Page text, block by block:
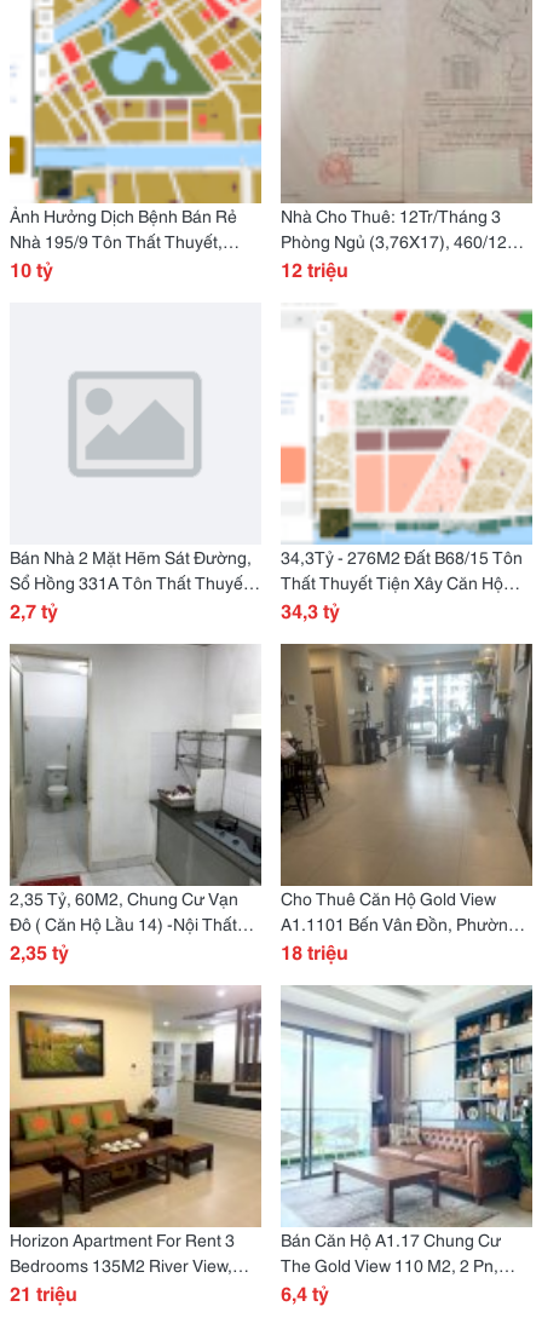
Ảnh Hưởng Dịch Bệnh Bán Rẻ
Nhà 195/9 Tôn Thất Thuyết,
P.03, Quận 4 ; 5,5 M X 20M: 10Tỷ
10 tỷ
Nhà Cho Thuê: 12Tr/Tháng 3
Phòng Ngủ (3,76X17), 460/12
Nguyễn Tất Thành, P. 18. Q4
12 triệu
Bán Nhà 2 Mặt Hẽm Sát Đường,
Sổ Hồng 331A Tôn Thất Thuyết,
Phường 1, Quận 4, Tp Hồ Chí
2,7 tỷ
34,3Tỷ - 276M2 Đất B68/15 Tôn
Thất Thuyết Tiện Xây Căn Hộ
Dịch Vụ ...
34,3 tỷ
2,35 Tỷ, 60M2, Chung Cư Vạn
Đô ( Căn Hộ Lầu 14) -Nội Thất
Cao Cấp!
2,35 tỷ
Cho Thuê Căn Hộ Gold View
A1.1101 Bến Vân Đồn, Phường
1, Quận 4, 110M2
18 triệu
Horizon Apartment For Rent 3
Bedrooms 135M2 River View,
Vnd 21 Million / Month
21 triệu
Bán Căn Hộ A1.17 Chung Cư
The Gold View 110 M2, 2 Pn,
2Wc; 6,5 Tỷ (Bao Hết Phí)
6,4 tỷ